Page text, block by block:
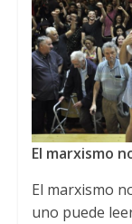
El marxismo
El marxismo
uno puede